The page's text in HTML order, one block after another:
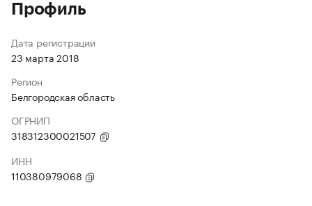
Профиль
Дата регистрации
23 марта 2018
Регион
Белгородская область
ОГРНИП
318312300021507
ИНН
110380979068